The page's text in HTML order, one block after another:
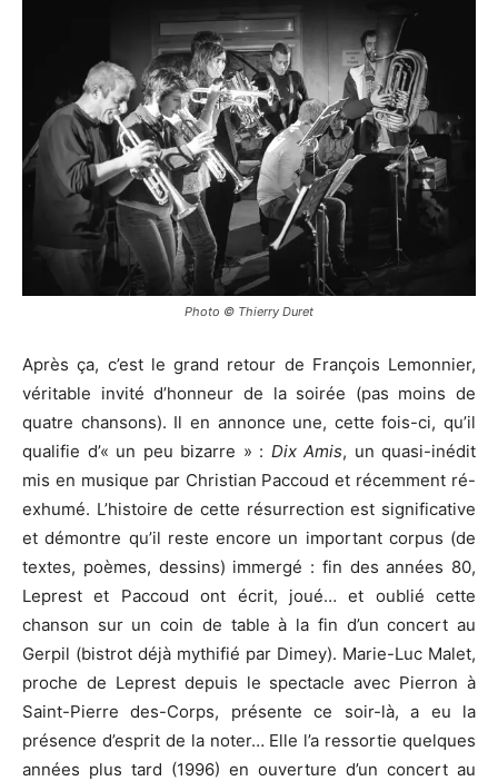
Photo © Thierry Duret
Après ça, c’est le grand retour de François Lemonnier,
véritable invité d’honneur de la soirée (pas moins de
quatre chansons). Il en annonce une, cette fois-ci, qu’il
qualifie d’« un peu bizarre » : Dix Amis, un quasi-inédit
mis en musique par Christian Paccoud et récemment ré-
exhumé. L’histoire de cette résurrection est significative
et démontre qu’il reste encore un important corpus (de
textes, poèmes, dessins) immergé : fin des années 80,
Leprest et Paccoud ont écrit, joué… et oublié cette
chanson sur un coin de table à la fin d’un concert au
Gerpil (bistrot déjà mythifié par Dimey). Marie-Luc Malet,
proche de Leprest depuis le spectacle avec Pierron à
Saint-Pierre des-Corps, présente ce soir-là, a eu la
présence d’esprit de la noter… Elle l’a ressortie quelques
années plus tard (1996) en ouverture d’un concert au